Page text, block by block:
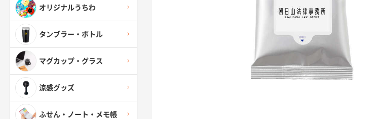
オリジナルうちわ
タンブラー・ボトル
マグカップ・グラス
涼感グッズ
ふせん・ノート・メモ帳